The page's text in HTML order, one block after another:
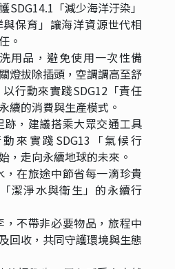
SDG14.1「減少海洋汙染」
保育」讓海洋資源世代相
。
用品，避免使用一次性備
燈拔除插頭，空調調高至舒
行動來實踐SDG12「責任
續的消費與生產模式。
跡，建議搭乘大眾交通工具
來實踐SDG13「氣候行
，走向永續地球的未來。
，在旅途中節省每一滴珍貴
潔淨水與衛生」的永續行
，不帶非必要物品，旅程中
回收，共同守護環境與生態